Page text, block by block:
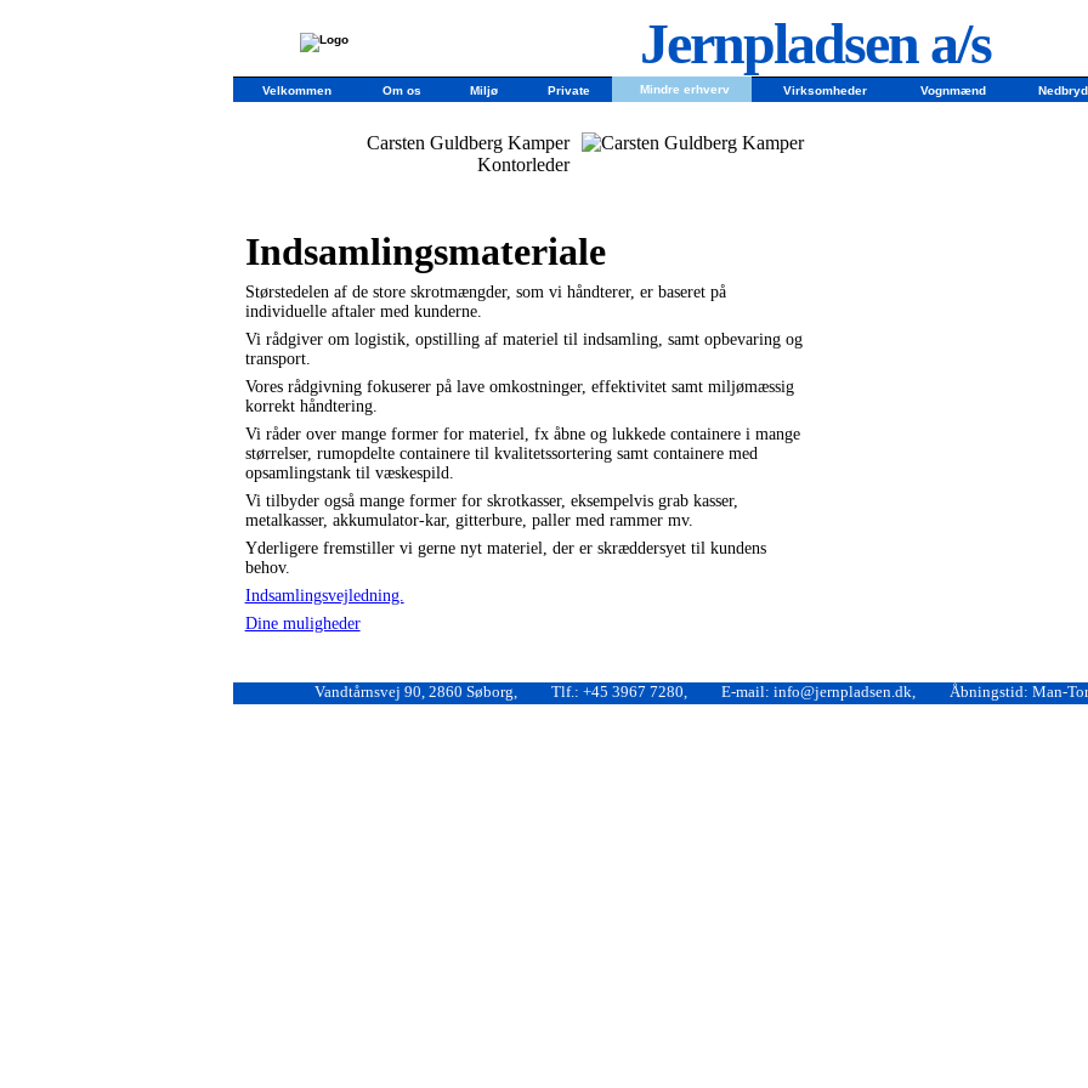
Jernpladsen a/s
Velkommen Om os Miljø Private Mindre erhverv Virksomheder Vognmænd
Carsten Guldberg Kamper
Kontorleder
Indsamlingsmateriale
Størstedelen af de store skrotmængder, som vi håndterer, er baseret på
individuelle aftaler med kunderne.
Vi rådgiver om logistik, opstilling af materiel til indsamling, samt opbevaring og
transport.
Vores rådgivning fokuserer på lave omkostninger, effektivitet samt miljømæssig
korrekt håndtering.
Vi råder over mange former for materiel, fx åbne og lukkede containere i mange
størrelser, rumopdelte containere til kvalitetssortering samt containere med
opsamlingstank til væskespild.
Vi tilbyder også mange former for skrotkasser, eksempelvis grab kasser,
metalkasser, akkumulator-kar, gitterbure, paller med rammer mv.
Yderligere fremstiller vi gerne nyt materiel, der er skræddersyet til kundens
behov.
Indsamlingsvejledning.
Dine muligheder
Vandtårnsvej 90, 2860 Søborg, Tlf.: +45 3967 7280, E-mail: info@jernpladsen.dk, Åbningstid: Man-